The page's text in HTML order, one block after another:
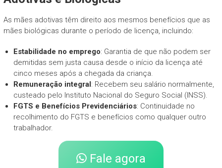
As mães adotivas têm direito aos mesmos benefícios que as
mães biológicas durante o período de licença, incluindo:
Estabilidade no emprego: Garantia de que não podem ser
demitidas sem justa causa desde o início da licença até
cinco meses após a chegada da criança.
Remuneração integral: Recebem seu salário normalmente,
custeado pelo Instituto Nacional do Seguro Social (INSS).
FGTS e Benefícios Previdenciários: Continuidade no
recolhimento do FGTS e benefícios como qualquer outro
trabalhador.
Fale agora